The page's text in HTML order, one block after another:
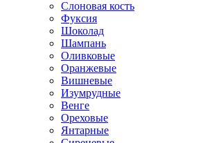
Слоновая кость
Фуксия
Шоколад
Шампань
Оливковые
Оранжевые
Вишневые
Изумрудные
Венге
Ореховые
Янтарные